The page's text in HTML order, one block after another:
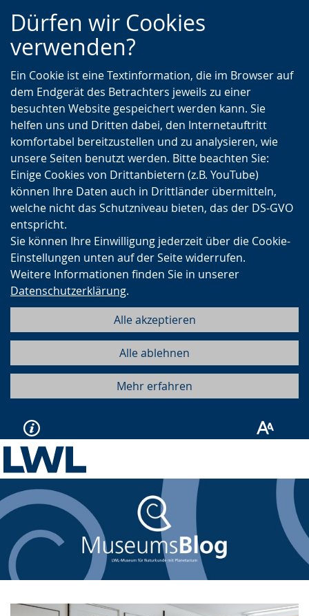
Zur
Hauptnavigation
Zur
Seitennavigation
Zum
Inhalt
Dürfen wir Cookies
verwenden?
Ein Cookie ist eine Textinformation, die im Browser auf
dem Endgerät des Betrachters jeweils zu einer
besuchten Website gespeichert werden kann. Sie
helfen uns und Dritten dabei, den Internetauftritt
komfortabel bereitzustellen und zu analysieren, wie
unsere Seiten benutzt werden. Bitte beachten Sie:
Einige Cookies von Drittanbietern (z.B. YouTube)
können Ihre Daten auch in Drittländer übermitteln,
welche nicht das Schutzniveau bieten, das der DS-GVO
entspricht.
Sie können Ihre Einwilligung jederzeit über die Cookie-
Einstellungen unten auf der Seite widerrufen.
Weitere Informationen finden Sie in unserer
Datenschutzerklärung.
Alle akzeptieren
Alle ablehnen
Mehr erfahren